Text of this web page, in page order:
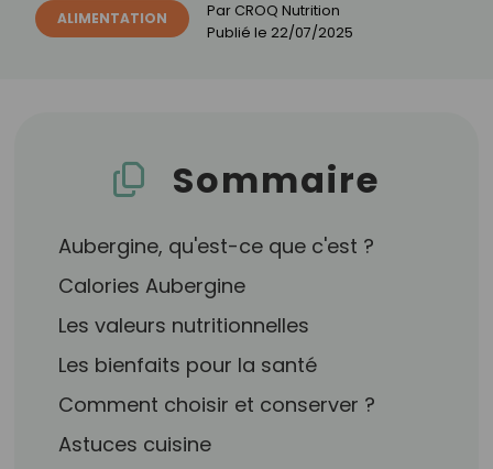
ALIMENTATION Par CROQ Nutrition
Publié le 22/07/2025
Sommaire
Aubergine, qu'est-ce que c'est ?
Calories Aubergine
Les valeurs nutritionnelles
Les bienfaits pour la santé
Comment choisir et conserver ?
Astuces cuisine